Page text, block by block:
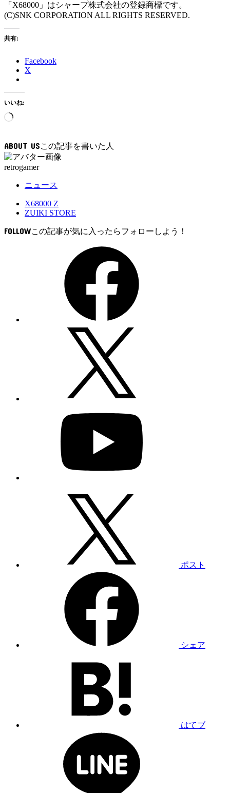
「X68000」はシャープ株式会社の登録商標です。
(C)SNK CORPORATION ALL RIGHTS RESERVED.
共有:
Facebook
X
いいね:
読
み
中…
ABOUT US
retrogamer
ニュース
X68000 Z
ZUIKI STORE
FOLLOW
ポスト
シェア
はてブ